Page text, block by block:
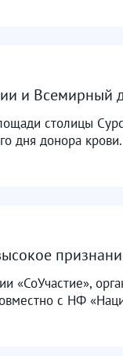
и Всемирный
столицы
дня донора
«СоУчастие»,
с НФ